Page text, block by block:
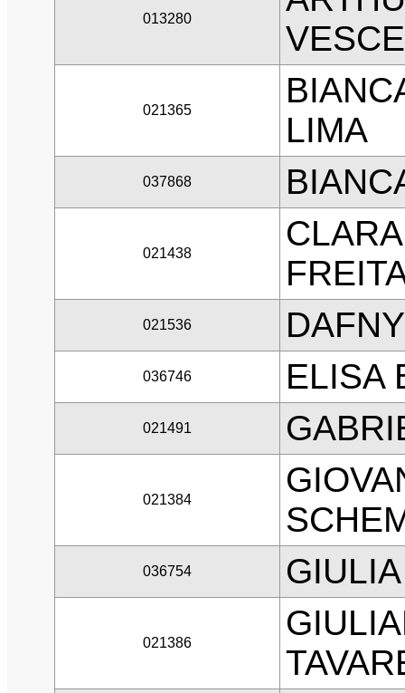
013280
VESCE
021365
LIMA
037868
021438
021536
036746 ELISA
021491
021384
036754
021386